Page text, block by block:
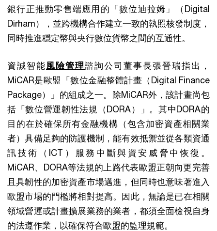
銀行正推動零售端應用的「數位迪拉姆」（Digital
Dirham），並跨機構合作建立一致的執照核發制度，
同時推進穩定幣與央行數位貨幣之間的互通性。
資誠智能風險管理諮詢公司董事長張晉瑞指出，
MiCAR是歐盟「數位金融整體計畫（Digital Finance
Package）」的組成之一。除MiCAR外，該計畫尚包
括「數位營運韌性法規（DORA）」。其中DORA的
目的在於確保所有金融機構（包含加密資產相關業
者）具備足夠的防護機制，能有效抵禦並從各類資通
訊技術（ICT）服務中斷與資安威脅中恢復。
MiCAR、DORA等法規的上路代表歐盟正朝向更完善
且具韌性的加密資產市場邁進，但同時也意味著進入
歐盟市場的門檻將相對提高。因此，無論是已在相關
領域營運或計畫擴展業務的業者，都須全面檢視自身
的法遵作業，以確保符合歐盟的監理規範。